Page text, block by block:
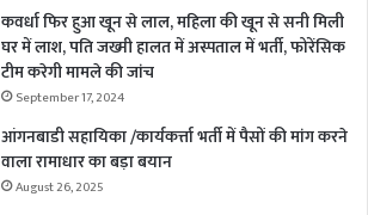
कवर्धा फिर हुआ खून से लाल, महिला की खून से सनी मिली
घर में लाश, पति जख्मी हालत में अस्पताल में भर्ती, फोरेंसिक
टीम करेगी मामले की जांच
September 17, 2024
आंगनबाडी सहायिका /कार्यकर्त्ता भर्ती में पैसों की मांग करने
वाला रामाधार का बड़ा बयान
August 26, 2025